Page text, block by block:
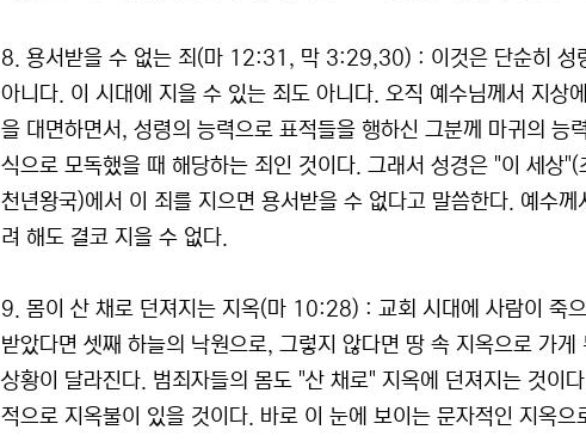
8. 용서받을 수 없는 죄(마 12:31, 막 3:29,30) : 이것은 단순히 성
아니다. 이 시대에 지을 수 있는 죄도 아니다. 오직 예수님께서 지상
을 대면하면서, 성령의 능력으로 표적들을 행하신 그분께 마귀의 능
식으로 모독했을 때 해당하는 죄인 것이다. 그래서 성경은 "이 세상
천년왕국)에서 이 죄를 지으면 용서받을 수 없다고 말씀한다. 예수
려 해도 결코 지을 수 없다.
9. 몸이 산 채로 던져지는 지옥(마 10:28) : 교회 시대에 사람이 죽
받았다면 셋째 하늘의 낙원으로, 그렇지 않다면 땅 속 지옥으로 가
상황이 달라진다. 범죄자들의 몸도 "산 채로" 지옥에 던져지는 것이
적으로 지옥불이 있을 것이다. 바로 이 눈에 보이는 문자적인 지옥